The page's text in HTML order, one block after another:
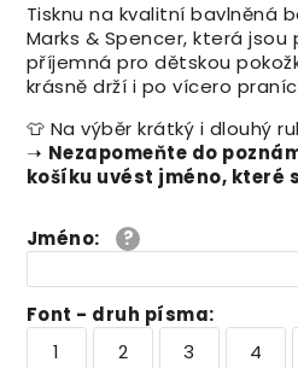
Tisknu na kvalitní bavlněná
Marks & Spencer, která jsou
příjemná pro dětskou
krásně drží i po vícero
👕 Na výběr krátký i dlouhý
➝ Nezapomeňte do
košíku uvést jméno, které
Jméno:
Font - druh písma:
1
2 3 4